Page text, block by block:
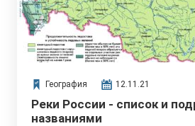
География 12.11.21
Реки России - список и
названиями